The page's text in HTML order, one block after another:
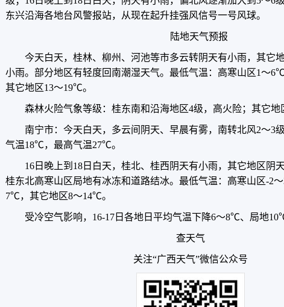
东兴沿海各地台风警报站，从现在起升挂强风信号一号风球。
陆地天气预报
今天白天，桂林、柳州、河池等市多云转阴天有小雨，其它
小雨。部分地区有轻度回南潮湿天气。最低气温：高寒山区1～
其它地区13～19℃。
森林火险气象等级：桂东南和沿海地区4级，高火险；其它地
南宁市：今天白天，多云间阴天、早晨有雾，南转北风2～3
气温18℃，最高气温27℃。
16日晚上到18日白天，桂北、桂西阴天有小雨，其它地区阴
桂东北高寒山区局地有冰冻和道路结冰。最低气温：高寒山区-2
7℃，其它地区8～14℃。
受冷空气影响，16-17日各地日平均气温下降6～8℃、局地
查天气
关注“广西天气”微信公众号